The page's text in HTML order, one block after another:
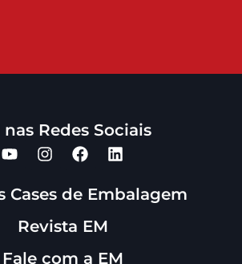
nas Redes Sociais
Cases de Embalagem
Revista EM
Fale com a EM